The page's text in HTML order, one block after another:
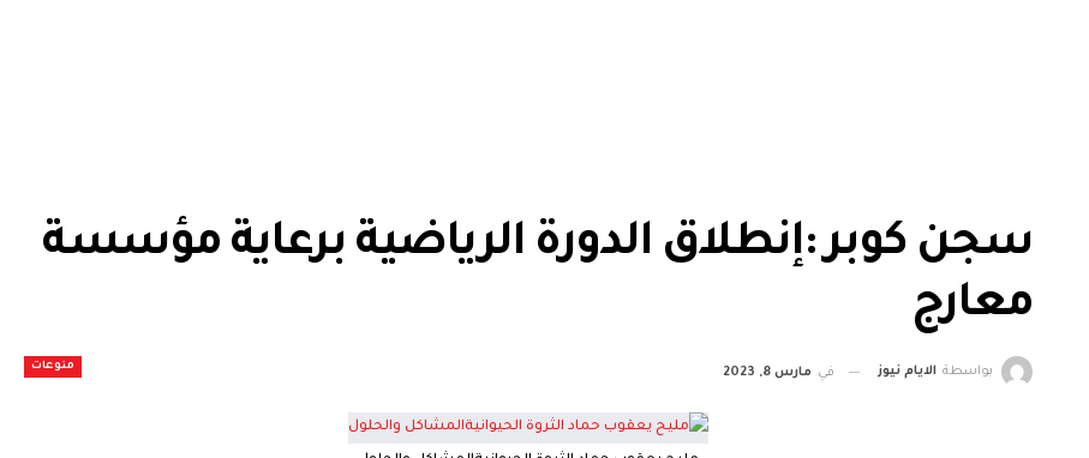
سجن كوبر :إنطلاق الدورة الرياضية برعاية مؤسسة
معارج
منوعات بواسطة الايام نيوز في مارس 8, 2023